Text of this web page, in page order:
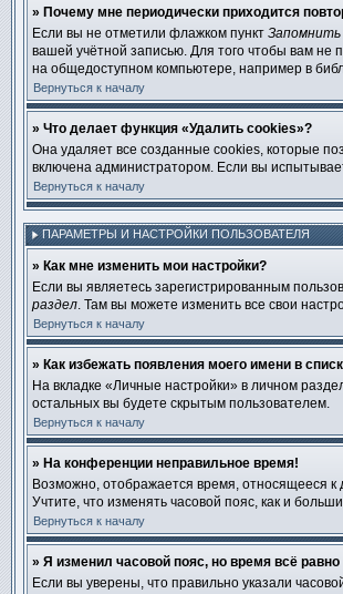
» Почему мне периодически приходится
Если вы не отметили флажком пункт Запомнить
вашей учётной записью. Для того чтобы вам не
на общедоступном компьютере, например в
Вернуться к началу
» Что делает функция «Удалить cookies»?
Она удаляет все созданные cookies, которые
включена администратором. Если вы
Вернуться к началу
ПАРАМЕТРЫ И НАСТРОЙКИ ПОЛЬЗОВАТЕЛЯ
» Как мне изменить мои настройки?
Если вы являетесь зарегистрированным
раздел. Там вы можете изменить все свои
Вернуться к началу
» Как избежать появления моего имени в
На вкладке «Личные настройки» в личном
остальных вы будете скрытым пользователем.
Вернуться к началу
» На конференции неправильное время!
Возможно, отображается время, относящееся к
Учтите, что изменять часовой пояс, как и
Вернуться к началу
» Я изменил часовой пояс, но время всё
Если вы уверены, что правильно указали